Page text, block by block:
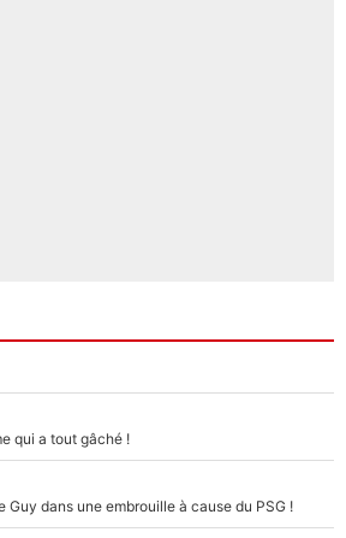
qui a tout gâché !
Guy dans une embrouille à cause du PSG !